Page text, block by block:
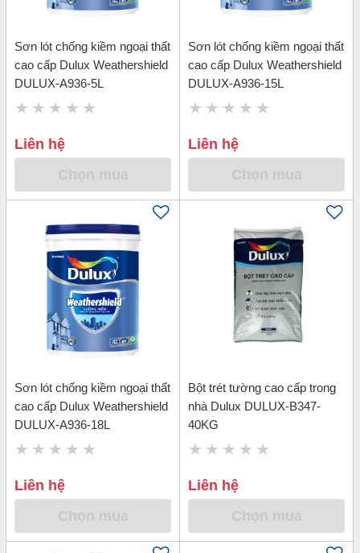
Sơn lót chống kiềm ngoại thất
cao cấp Dulux Weathershield
DULUX-A936-5L
Liên hệ
Sơn lót chống kiềm ngoại thất
cao cấp Dulux Weathershield
DULUX-A936-15L
Liên hệ
Sơn lót chống kiềm ngoại thất
cao cấp Dulux Weathershield
DULUX-A936-18L
Liên hệ
Bột trét tường cao cấp trong
nhà Dulux DULUX-B347-
40KG
Liên hệ